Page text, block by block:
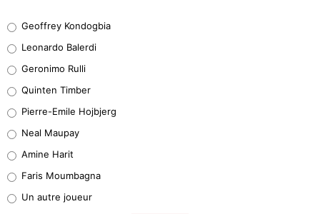
38%
32%
5%
1%
9%
Geoffrey Kondogbia
Leonardo Balerdi
Geronimo Rulli
Quinten Timber
Pierre-Emile Hojbjerg
Neal Maupay
Amine Harit
Faris Moumbagna
Un autre joueur